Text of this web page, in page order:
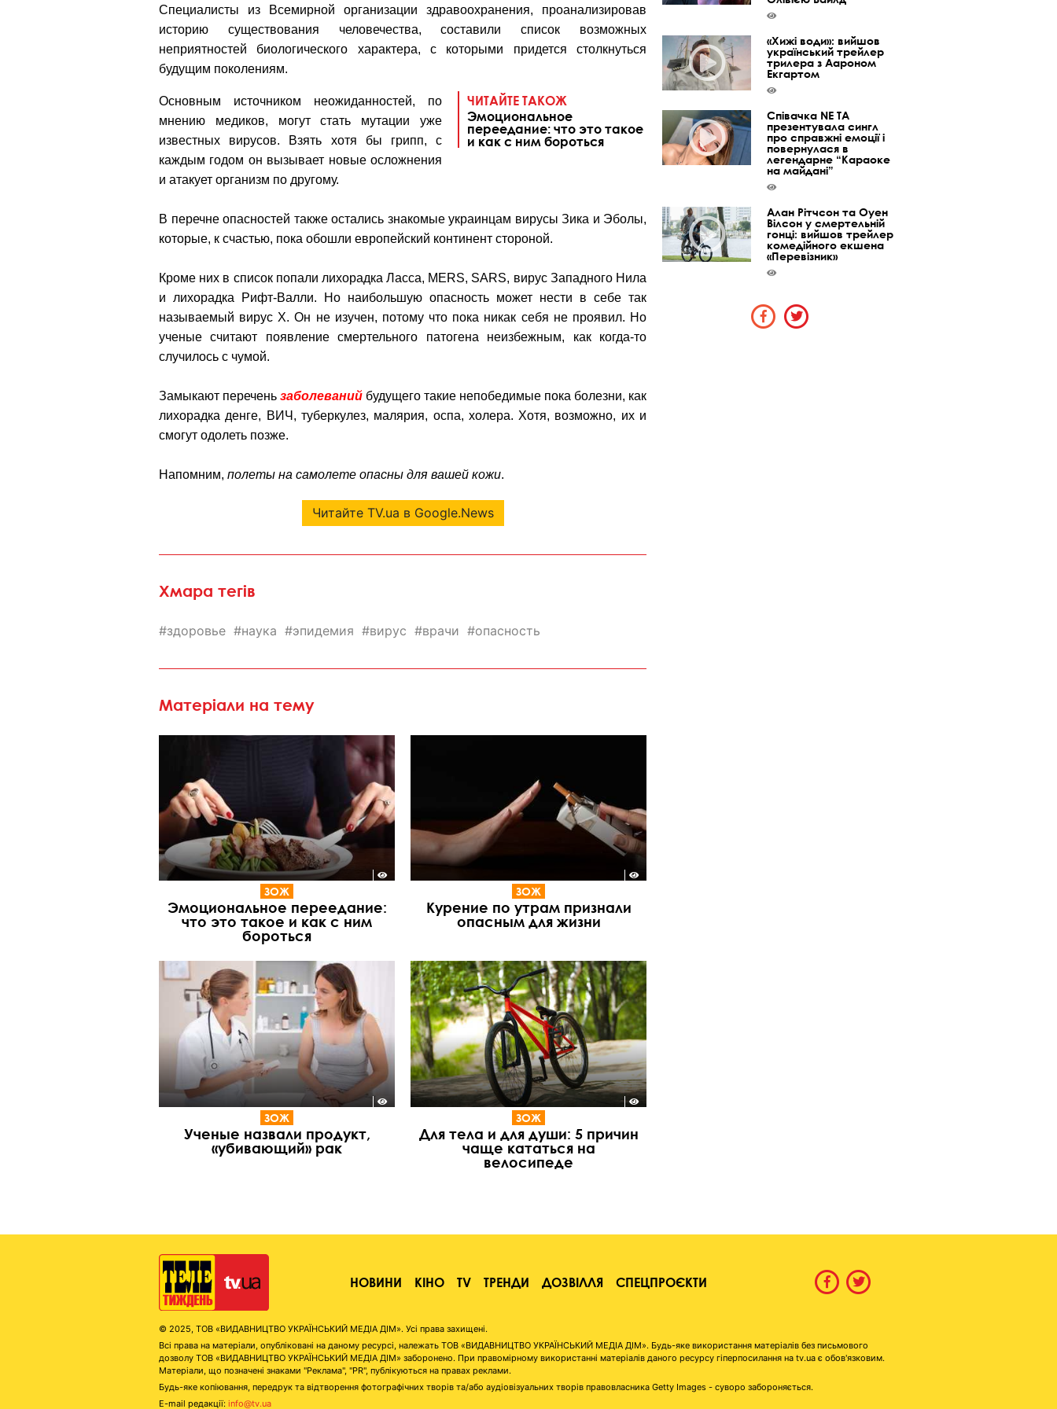
Специалисты из Всемирной организации здравоохранения, проанализировав
историю существования человечества, составили список возможных
неприятностей биологического характера, с которыми придется столкнуться
будущим поколениям.
ЧИТАЙТЕ ТАКОЖ
Эмоциональное
переедание: что это такое
и как с ним бороться
Основным источником неожиданностей, по
мнению медиков, могут стать мутации уже
известных вирусов. Взять хотя бы грипп, с
каждым годом он вызывает новые осложнения
и атакует организм по другому.
В перечне опасностей также остались знакомые украинцам вирусы Зика и Эболы,
которые, к счастью, пока обошли европейский континент стороной.
Кроме них в список попали лихорадка Ласса, MERS, SARS, вирус Западного Нила
и лихорадка Рифт-Валли. Но наибольшую опасность может нести в себе так
называемый вирус Х. Он не изучен, потому что пока никак себя не проявил. Но
ученые считают появление смертельного патогена неизбежным, как когда-то
случилось с чумой.
Замыкают перечень заболеваний будущего такие непобедимые пока болезни, как
лихорадка денге, ВИЧ, туберкулез, малярия, оспа, холера. Хотя, возможно, их и
смогут одолеть позже.
Напомним, полеты на самолете опасны для вашей кожи.
Читайте TV.ua в Google.News
Хмара тегів
здоровье наука эпидемия вирус врачи опасность
Матеріали на тему
ЗОЖ
Эмоциональное переедание:
что это такое и как с ним
бороться
ЗОЖ
Курение по утрам признали
опасным для жизни
ЗОЖ
Ученые назвали продукт,
«убивающий» рак
ЗОЖ
Для тела и для души: 5 причин
чаще кататься на
велосипеде
«Хижі води»: вийшов
український трейлер
трилера з Аароном
Екгартом
Співачка NE TA
презентувала сингл
про справжні емоції і
повернулася в
легендарне “Караоке
на майдані”
Алан Рітчсон та Оуен
Вілсон у смертельній
гонці: вийшов трейлер
комедійного екшена
«Перевізник»
НОВИНИ КІНО TV ТРЕНДИ ДОЗВІЛЛЯ СПЕЦПРОЄКТИ
© 2025, ТОВ «ВИДАВНИЦТВО УКРАЇНСЬКИЙ МЕДІА ДІМ». Усі права захищені.
Всі права на матеріали, опубліковані на даному ресурсі, належать ТОВ «ВИДАВНИЦТВО УКРАЇНСЬКИЙ МЕДІА ДІМ». Будь-яке використання матеріалів без письмового
дозволу ТОВ «ВИДАВНИЦТВО УКРАЇНСЬКИЙ МЕДІА ДІМ» заборонено. При правомірному використанні матеріалів даного ресурсу гіперпосилання на tv.ua є обов'язковим.
Матеріали, що позначені знаками "Реклама", "PR", публікуються на правах реклами.
Будь-яке копіювання, передрук та відтворення фотографічних творів та/або аудіовізуальних творів правовласника Getty Images - суворо забороняється.
E-mail редакції: info@tv.ua